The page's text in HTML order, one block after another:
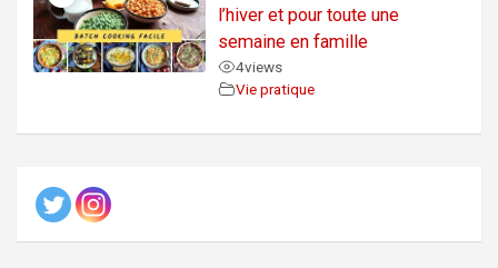
l’hiver et pour toute une
semaine en famille
4views
Vie pratique